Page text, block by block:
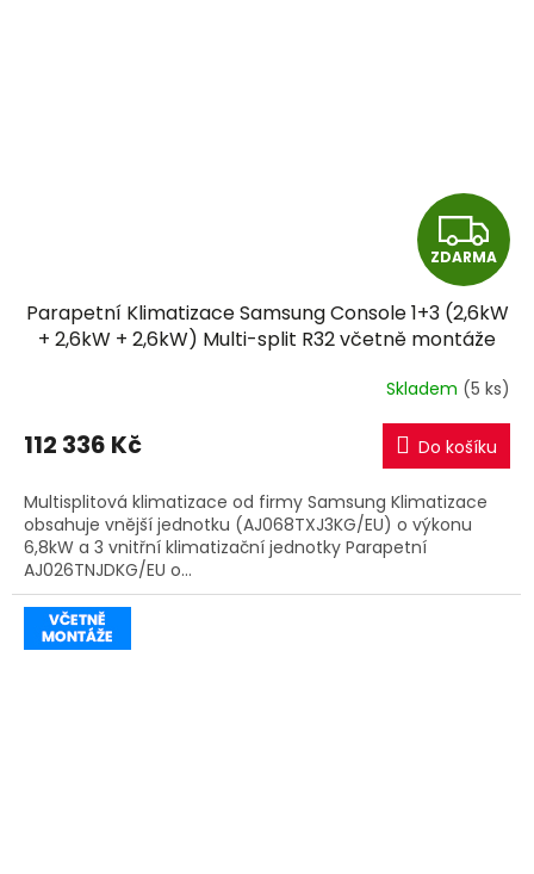
Z
D
A
R
M
A
ZDARMA
Parapetní Klimatizace Samsung Console 1+3 (2,6kW
+ 2,6kW + 2,6kW) Multi-split R32 včetně montáže
Skladem (5 ks)
112 336 Kč Do košíku
Multisplitová klimatizace od firmy Samsung Klimatizace
obsahuje vnější jednotku (AJ068TXJ3KG/EU) o výkonu
6,8kW a 3 vnitřní klimatizační jednotky Parapetní
AJ026TNJDKG/EU o...